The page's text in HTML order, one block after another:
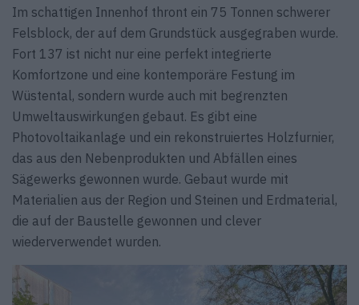
Im schattigen Innenhof thront ein 75 Tonnen schwerer
Felsblock, der auf dem Grundstück ausgegraben wurde.
Fort 137 ist nicht nur eine perfekt integrierte
Komfortzone und eine kontemporäre Festung im
Wüstental, sondern wurde auch mit begrenzten
Umweltauswirkungen gebaut. Es gibt eine
Photovoltaikanlage und ein rekonstruiertes Holzfurnier,
das aus den Nebenprodukten und Abfällen eines
Sägewerks gewonnen wurde. Gebaut wurde mit
Materialien aus der Region und Steinen und Erdmaterial,
die auf der Baustelle gewonnen und clever
wiederverwendet wurden.